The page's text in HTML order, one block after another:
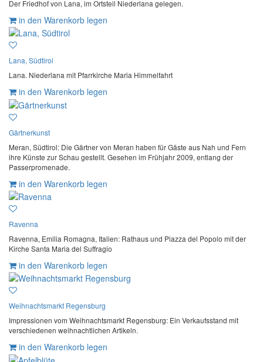
Der Friedhof von Lana, im Ortsteil Niederlana gelegen.
in den Warenkorb legen
Lana, Südtirol
Lana. Niederlana mit Pfarrkirche Maria Himmelfahrt
in den Warenkorb legen
Gärtnerkunst
Meran, Südtirol: Die Gärtner von Meran haben für Gäste aus Nah und Fern
ihre Künste zur Schau gestellt. Gesehen im Frühjahr 2009, entlang der
Passerpromenade.
in den Warenkorb legen
Ravenna
Ravenna, Emilia Romagna, Italien: Rathaus und Piazza del Popolo mit der
Kirche Santa Maria del Suffragio
in den Warenkorb legen
Weihnachtsmarkt Regensburg
Impressionen vom Weihnachtsmarkt Regensburg: Ein Verkaufsstand mit
verschiedenen weihnachtlichen Artikeln.
in den Warenkorb legen